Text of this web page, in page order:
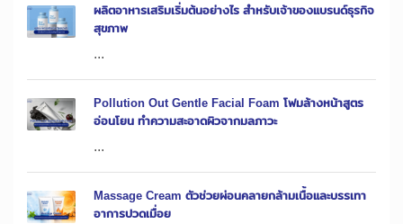
ผลิตอาหารเสริมเริ่มต้นอย่างไร สำหรับเจ้าของแบรนด์ธุรกิจ
สุขภาพ
...
Pollution Out Gentle Facial Foam โฟมล้างหน้าสูตร
อ่อนโยน ทำความสะอาดผิวจากมลภาวะ
...
Massage Cream ตัวช่วยผ่อนคลายกล้ามเนื้อและบรรเทา
อาการปวดเมื่อย